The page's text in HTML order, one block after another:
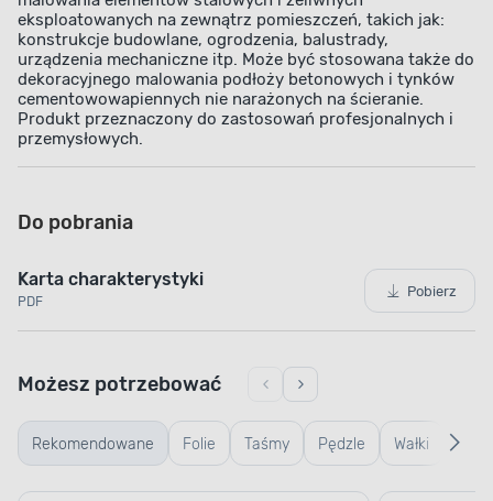
eksploatowanych na zewnątrz pomieszczeń, takich jak:
konstrukcje budowlane, ogrodzenia, balustrady,
urządzenia mechaniczne itp. Może być stosowana także do
dekoracyjnego malowania podłoży betonowych i tynków
cementowo­wapiennych nie narażonych na ścieranie.
Produkt przeznaczony do zastosowań profesjonalnych i
przemysłowych.
Do pobrania
Karta charakterystyki
PDF
Pobierz
Rekomendowane Folie Taśmy Pędzle Wałki
Możesz potrzebować